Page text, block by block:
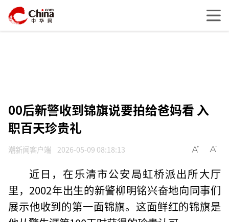
00后新警收到锦旗说要拍给爸妈看 入
职百天珍贵礼
潮新闻客户端 2026-05-09 08:18:13
近日，在乐清市公安局虹桥派出所大厅
里，2002年出生的新警柳明铭兴奋地向同事们
展示他收到的第一面锦旗。这面鲜红的锦旗是